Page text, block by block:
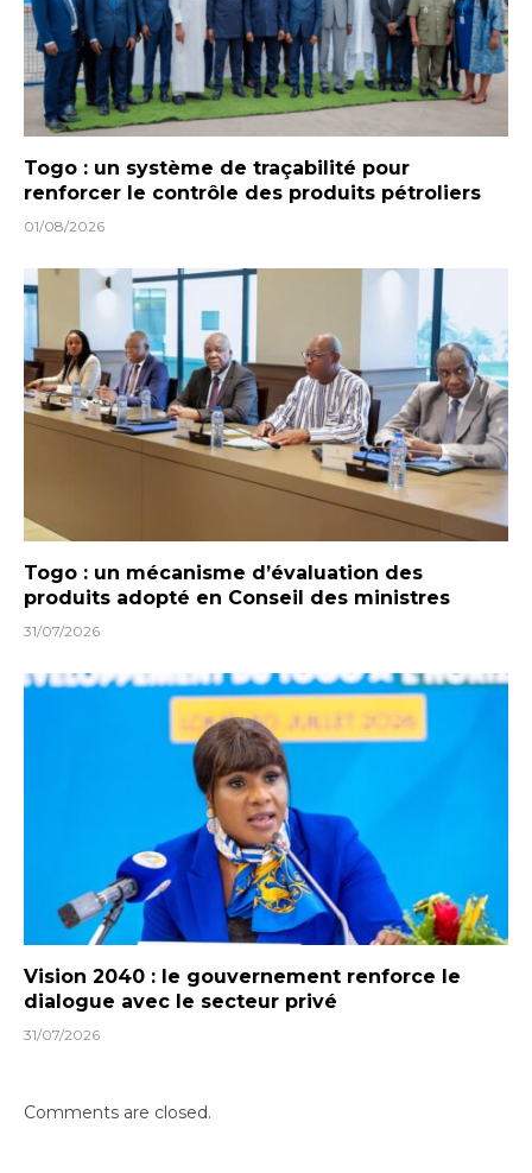
Togo : un système de traçabilité pour
renforcer le contrôle des produits pétroliers
01/08/2026
Togo : un mécanisme d’évaluation des
produits adopté en Conseil des ministres
31/07/2026
Vision 2040 : le gouvernement renforce le
dialogue avec le secteur privé
31/07/2026
Comments are closed.